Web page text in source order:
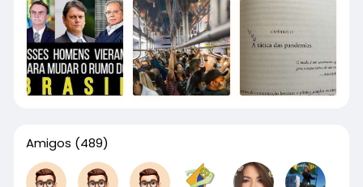
Amigos (489)